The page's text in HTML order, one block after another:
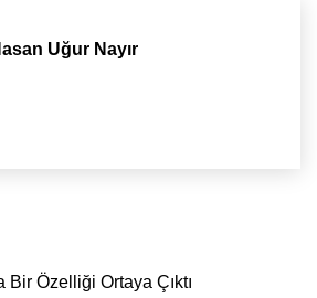
Uğur Nayır
Bir Özelliği Ortaya Çıktı